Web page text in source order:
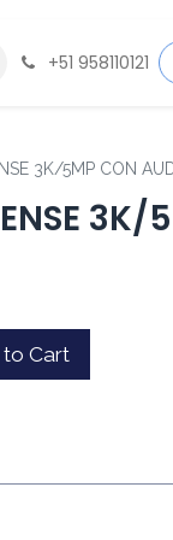
+51 958110121
3K/5MP CON
3K/
Cart